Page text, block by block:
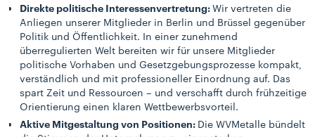
Direkte politische Interessenvertretung:Wir vertreten die
Anliegen unserer Mitglieder in Berlin und Brüssel gegenüber
Politik und Öffentlichkeit. In einer zunehmend
überregulierten Welt bereiten wir für unsere Mitglieder
politische Vorhaben und Gesetzgebungsprozesse kompakt,
verständlich und mit professioneller Einordnung auf. Das
spart Zeit und Ressourcen – und verschafft durch frühzeitige
Orientierung einen klaren Wettbewerbsvorteil.
Aktive Mitgestaltung von Positionen: Die WVMetalle bündelt